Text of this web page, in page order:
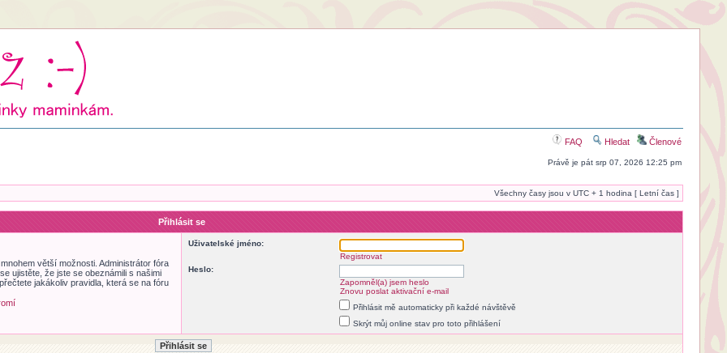
FAQ Hledat Členové
Právě je pát srp 07, 2026 12:25 pm
Všechny časy jsou v UTC + 1 hodina [ Letní čas ]
Přihlásit se
větší možnosti. Administrátor fóra
ujistěte, že jste se obeznámili s našimi
jakákoliv pravidla, která se na fóru
Uživatelské jméno:
Registrovat
Heslo:
Zapomněl(a) jsem heslo
Znovu poslat aktivační e-mail
Přihlásit mě automaticky při každé návštěvě
Skrýt můj online stav pro toto přihlášení